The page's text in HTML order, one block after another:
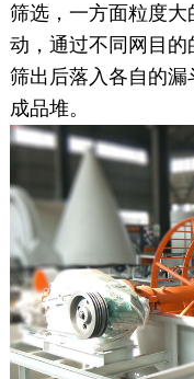
筛选，一方面粒度
动，通过不同网目
筛出后落入各自的
成品堆。